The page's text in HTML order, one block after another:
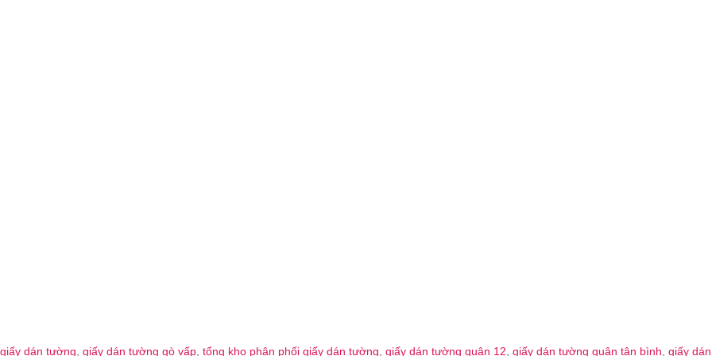
giấy dán tường giấy dán tường gò vấp tổng kho phân phối giấy dán tường giấy dán tường quận 12 giấy dán tường quận tân bình giấy